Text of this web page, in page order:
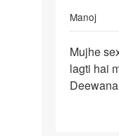
Manoj
Mujhe
sexy
bhabhi
Mujhe
lagti hai